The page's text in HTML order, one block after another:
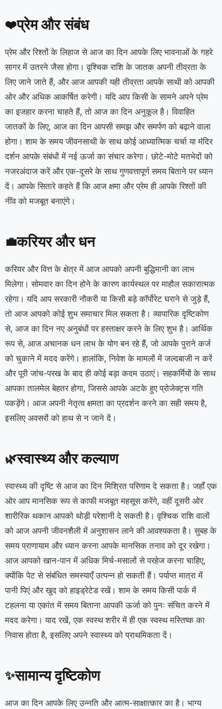
❤️प्रेम और संबंध
प्रेम और रिश्तों के लिहाज से आज का दिन आपके लिए भावनाओं के गहरे
सागर में उतरने जैसा होगा। वृश्चिक राशि के जातक अपनी तीव्रता के
लिए जाने जाते हैं, और आज आपकी यही तीव्रता आपके साथी को आपकी
ओर और अधिक आकर्षित करेगी। यदि आप किसी के सामने अपने प्रेम
का इजहार करना चाहते हैं, तो आज का दिन अनुकूल है। विवाहित
जातकों के लिए, आज का दिन आपसी समझ और समर्पण को बढ़ाने वाला
होगा। शाम के समय जीवनसाथी के साथ कोई आध्यात्मिक चर्चा या मंदिर
दर्शन आपके संबंधों में नई ऊर्जा का संचार करेगा। छोटे-मोटे मतभेदों को
नजरअंदाज करें और एक-दूसरे के साथ गुणवत्तापूर्ण समय बिताने पर ध्यान
दें। आपके सितारे कहते हैं कि आज क्षमा और प्रेम ही आपके रिश्तों की
नींव को मजबूत बनाएंगे।
💼करियर और धन
करियर और वित्त के क्षेत्र में आज आपको अपनी बुद्धिमानी का लाभ
मिलेगा। सोमवार का दिन होने के कारण कार्यस्थल पर माहौल सकारात्मक
रहेगा। यदि आप सरकारी नौकरी या किसी बड़े कॉर्पोरेट घराने से जुड़े हैं,
तो आज आपको कोई शुभ समाचार मिल सकता है। व्यापारिक दृष्टिकोण
से, आज का दिन नए अनुबंधों पर हस्ताक्षर करने के लिए शुभ है। आर्थिक
रूप से, आज अचानक धन लाभ के योग बन रहे हैं, जो आपके पुराने कर्ज
को चुकाने में मदद करेंगे। हालांकि, निवेश के मामलों में जल्दबाजी न करें
और पूरी जांच-परख के बाद ही कोई बड़ा कदम उठाएं। सहकर्मियों के साथ
आपका तालमेल बेहतर होगा, जिससे आपके अटके हुए प्रोजेक्ट्स गति
पकड़ेंगे। आज अपनी नेतृत्व क्षमता का प्रदर्शन करने का सही समय है,
इसलिए अवसरों को हाथ से न जाने दें।
🌿स्वास्थ्य और कल्याण
स्वास्थ्य की दृष्टि से आज का दिन मिश्रित परिणाम दे सकता है। जहाँ एक
ओर आप मानसिक रूप से काफी मजबूत महसूस करेंगे, वहीं दूसरी ओर
शारीरिक थकान आपको थोड़ी परेशानी दे सकती है। वृश्चिक राशि वालों
को आज अपनी जीवनशैली में अनुशासन लाने की आवश्यकता है। सुबह के
समय प्राणायाम और ध्यान करना आपके मानसिक तनाव को दूर रखेगा।
आज आपको खान-पान में अधिक मिर्च-मसालों से परहेज करना चाहिए,
क्योंकि पेट से संबंधित समस्याएँ उत्पन्न हो सकती हैं। पर्याप्त मात्रा में
पानी पिएं और खुद को हाइड्रेटेड रखें। शाम के समय किसी पार्क में
टहलना या एकांत में समय बिताना आपकी ऊर्जा को पुनः संचित करने में
मदद करेगा। याद रखें, एक स्वस्थ शरीर में ही एक स्वस्थ मस्तिष्क का
निवास होता है, इसलिए अपने स्वास्थ्य को प्राथमिकता दें।
✨सामान्य दृष्टिकोण
आज का दिन आपके लिए उन्नति और आत्म-साक्षात्कार का है। भाग्य